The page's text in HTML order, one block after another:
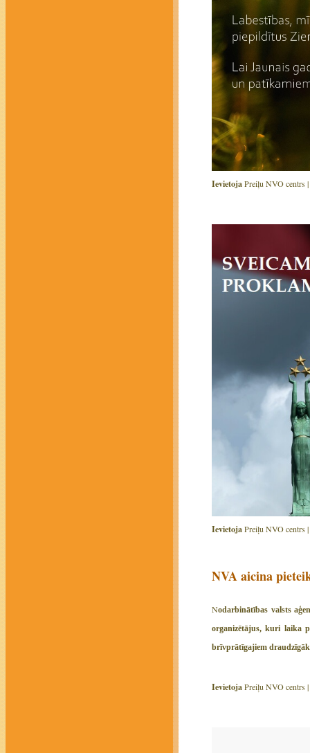
IevietojaPreiļu NVO centrs |
IevietojaPreiļu NVO centrs |
NVA aicina
Nodarbinātības valsts
organizētājus, kuri laika
brīvprātīgajiem
IevietojaPreiļu NVO centrs |